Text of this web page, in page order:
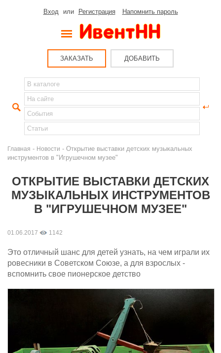
Вход или Регистрация Напомнить пароль
ЗАКАЗАТЬ ДОБАВИТЬ
Главная - Новости - Открытие выставки детских музыкальных
инструментов в "Игрушечном музее"
ОТКРЫТИЕ ВЫСТАВКИ ДЕТСКИХ
МУЗЫКАЛЬНЫХ ИНСТРУМЕНТОВ
В "ИГРУШЕЧНОМ МУЗЕЕ"
01.06.2017 1142
Это отличный шанс для детей узнать, на чем играли их
ровесники в Советском Союзе, а для взрослых -
вспомнить свое пионерское детство